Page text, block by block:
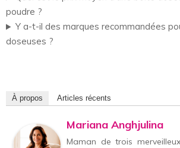
poudre ?
Y a-t-il des marques recommandées
doseuses ?
À propos Articles récents
Mariana Anghjulina
Maman de trois